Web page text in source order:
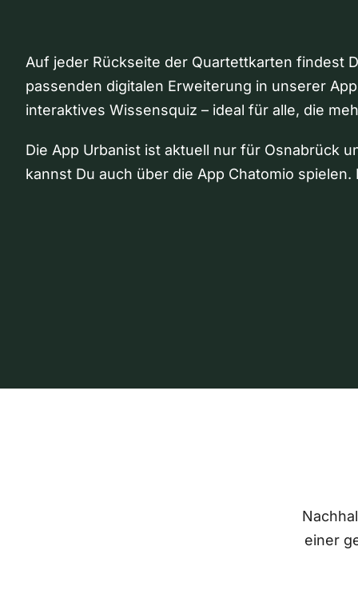
Auf jeder Rückseite der Quartettkarten findest
passenden digitalen Erweiterung in unserer
interaktives Wissensquiz – ideal für alle, die
Die App Urbanist ist aktuell nur für Osnabrück
kannst Du auch über die App Chatomio
einer